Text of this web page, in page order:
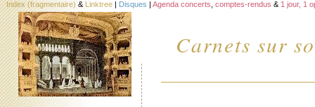
Carnets sur
Index (fragmentaire) & Linktree | Disques | Agenda concerts comptes-rendus & 1 jour, 1